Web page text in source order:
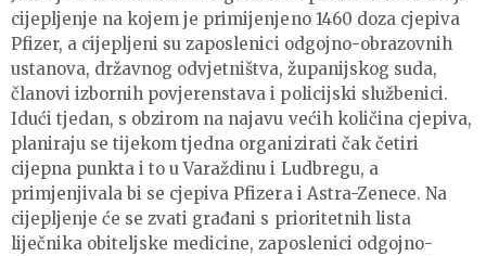
cijepljenje na kojem je primijenjeno 1460 doza cjepiva
Pfizer, a cijepljeni su zaposlenici odgojno-obrazovnih
ustanova, državnog odvjetništva, županijskog suda,
članovi izbornih povjerenstava i policijski službenici.
Idući tjedan, s obzirom na najavu većih količina cjepiva,
planiraju se tijekom tjedna organizirati čak četiri
cijepna punkta i to u Varaždinu i Ludbregu, a
primjenjivala bi se cjepiva Pfizera i Astra-Zenece. Na
cijepljenje će se zvati građani s prioritetnih lista
liječnika obiteljske medicine, zaposlenici odgojno-